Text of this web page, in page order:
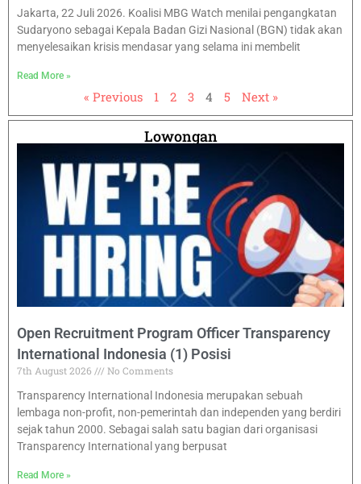
Jakarta, 22 Juli 2026. Koalisi MBG Watch menilai pengangkatan
Sudaryono sebagai Kepala Badan Gizi Nasional (BGN) tidak akan
menyelesaikan krisis mendasar yang selama ini membelit
Read More »
« Previous 1 2 3 4 5 Next »
Lowongan
Open Recruitment Program Officer Transparency
International Indonesia (1) Posisi
7th August 2026
No Comments
Transparency International Indonesia merupakan sebuah
lembaga non-profit, non-pemerintah dan independen yang berdiri
sejak tahun 2000. Sebagai salah satu bagian dari organisasi
Transparency International yang berpusat
Read More »